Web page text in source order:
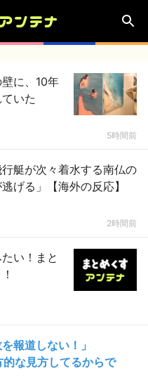
に、10年
いた
5時間前
艇が次々着水する南仏の
げる」【海外の反応】
2時間前
い！まと
報道しない！」
な見方してるからで